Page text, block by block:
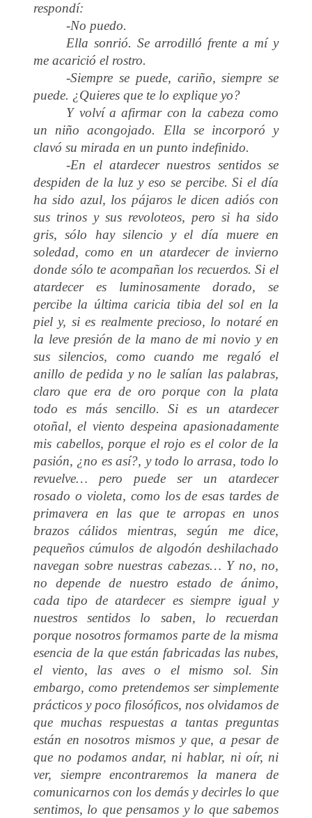
respondí:
-No puedo.
Ella sonrió. Se arrodilló frente a mí y
me acarició el rostro.
-Siempre se puede, cariño, siempre se
puede. ¿Quieres que te lo explique yo?
Y volví a afirmar con la cabeza como
un niño acongojado. Ella se incorporó y
clavó su mirada en un punto indefinido.
-En el atardecer nuestros sentidos se
despiden de la luz y eso se percibe. Si el día
ha sido azul, los pájaros le dicen adiós con
sus trinos y sus revoloteos, pero si ha sido
gris, sólo hay silencio y el día muere en
soledad, como en un atardecer de invierno
donde sólo te acompañan los recuerdos. Si el
atardecer es luminosamente dorado, se
percibe la última caricia tibia del sol en la
piel y, si es realmente precioso, lo notaré en
la leve presión de la mano de mi novio y en
sus silencios, como cuando me regaló el
anillo de pedida y no le salían las palabras,
claro que era de oro porque con la plata
todo es más sencillo. Si es un atardecer
otoñal, el viento despeina apasionadamente
mis cabellos, porque el rojo es el color de la
pasión, ¿no es así?, y todo lo arrasa, todo lo
revuelve… pero puede ser un atardecer
rosado o violeta, como los de esas tardes de
primavera en las que te arropas en unos
brazos cálidos mientras, según me dice,
pequeños cúmulos de algodón deshilachado
navegan sobre nuestras cabezas… Y no, no,
no depende de nuestro estado de ánimo,
cada tipo de atardecer es siempre igual y
nuestros sentidos lo saben, lo recuerdan
porque nosotros formamos parte de la misma
esencia de la que están fabricadas las nubes,
el viento, las aves o el mismo sol. Sin
embargo, como pretendemos ser simplemente
prácticos y poco filosóficos, nos olvidamos de
que muchas respuestas a tantas preguntas
están en nosotros mismos y que, a pesar de
que no podamos andar, ni hablar, ni oír, ni
ver, siempre encontraremos la manera de
comunicarnos con los demás y decirles lo que
sentimos, lo que pensamos y lo que sabemos